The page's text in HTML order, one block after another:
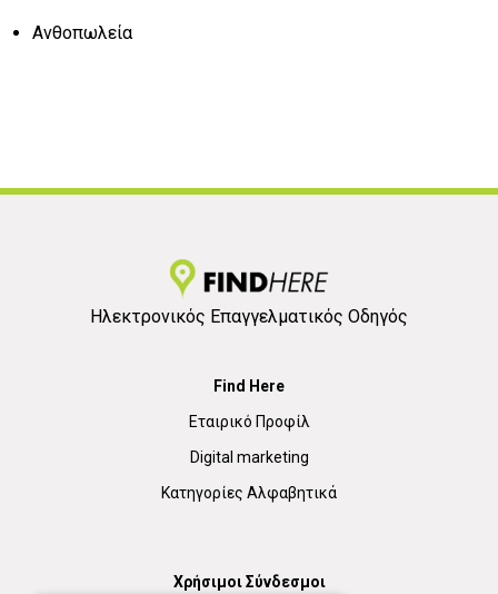
Ανθοπωλεία
Ηλεκτρονικός Επαγγελματικός Οδηγός
Find Here
Εταιρικό Προφίλ
Digital marketing
Κατηγορίες Αλφαβητικά
Χρήσιμοι Σύνδεσμοι